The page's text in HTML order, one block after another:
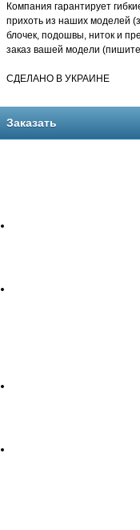
Компания гарантирует
прихоть из наших моделей
блочек, подошвы, ниток и
заказ вашей модели (пишите
СДЕЛАНО В УКРАИНЕ
Заказать